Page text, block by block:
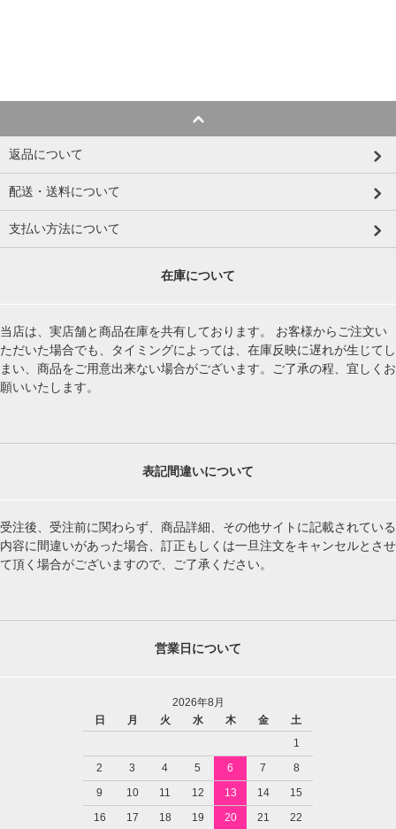
返品について
配送・送料について
支払い方法について
在庫について
当店は、実店舗と商品在庫を共有しております。 お客様からご注文い
ただいた場合でも、タイミングによっては、在庫反映に遅れが生じてし
まい、商品をご用意出来ない場合がございます。ご了承の程、宜しくお
願いいたします。
表記間違いについて
受注後、受注前に関わらず、商品詳細、その他サイトに記載されている
内容に間違いがあった場合、訂正もしくは一旦注文をキャンセルとさせ
て頂く場合がございますので、ご了承ください。
営業日について
2026年8月
日
月 火 水 木 金
土
1
2
3 4 5 6 7
8
9
10 11 12 13 14
15
16
17 18 19 20 21
22